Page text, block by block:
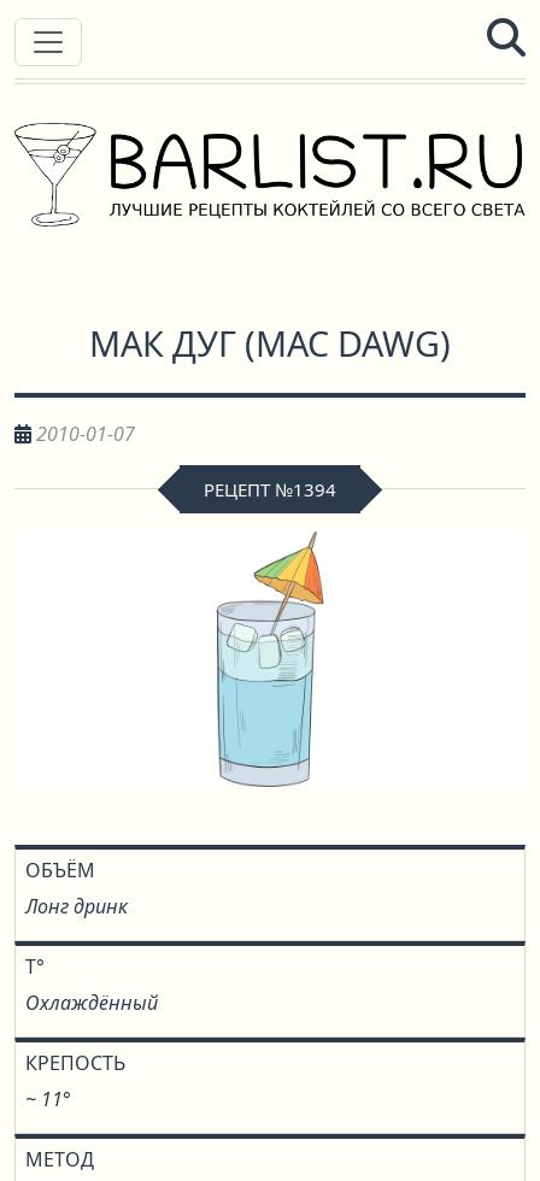
МАК ДУГ (MAC DAWG)
2010-01-07
РЕЦЕПТ №1394
ОБЪЁМ
Лонг дринк
T°
Охлаждённый
КРЕПОСТЬ
~ 11°
МЕТОД